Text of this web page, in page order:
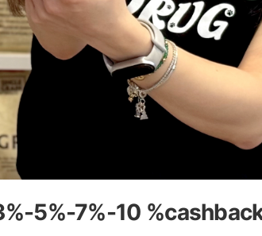
5%-7%-10
1 шт
4.90